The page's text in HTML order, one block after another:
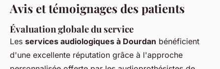
Avis et témoignages des patients
Évaluation globale du service
Les services audiologiques à Dourdan bénéficient
d'une excellente réputation grâce à l'approche